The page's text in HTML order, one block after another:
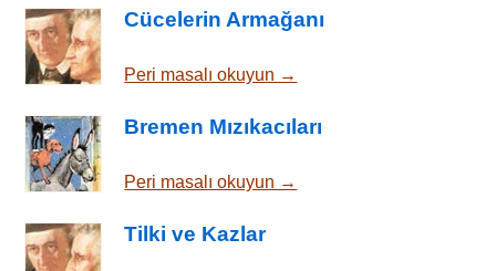
Cücelerin Armağanı
Peri masalı okuyun →
Bremen Mızıkacıları
Peri masalı okuyun →
Tilki ve Kazlar